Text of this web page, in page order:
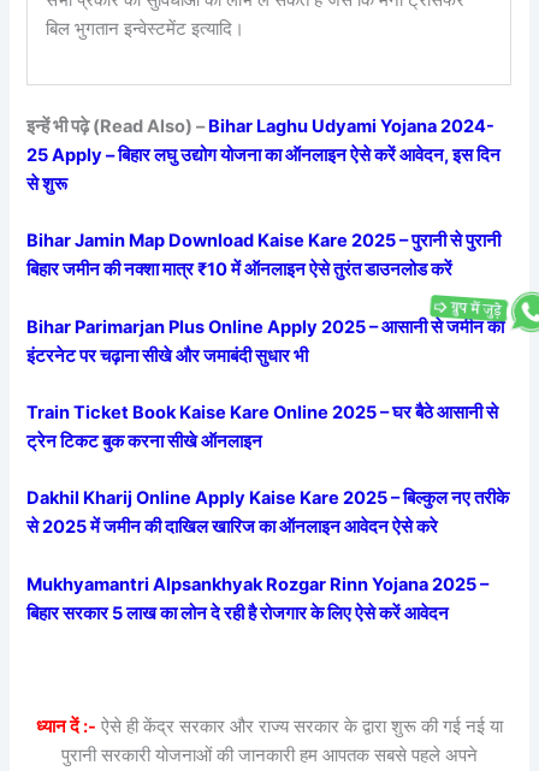
बिल भुगतान इन्वेस्टमेंट इत्यादि।
इन्हें भी पढ़े (Read Also) –Bihar Laghu Udyami Yojana 2024-
25 Apply – बिहार लघु उद्योग योजना का ऑनलाइन ऐसे करें आवेदन, इस दिन
से शुरू
Bihar Jamin Map Download Kaise Kare 2025 – पुरानी से पुरानी
बिहार जमीन की नक्शा मात्र ₹10 में ऑनलाइन ऐसे तुरंत डाउनलोड करें
Bihar Parimarjan Plus Online Apply 2025 – आसानी से जमीन को
इंटरनेट पर चढ़ाना सीखे और जमाबंदी सुधार भी
Train Ticket Book Kaise Kare Online 2025 – घर बैठे आसानी से
ट्रेन टिकट बुक करना सीखे ऑनलाइन
Dakhil Kharij Online Apply Kaise Kare 2025 – बिल्कुल नए तरीके
से 2025 में जमीन की दाखिल खारिज का ऑनलाइन आवेदन ऐसे करे
Mukhyamantri Alpsankhyak Rozgar Rinn Yojana 2025 –
बिहार सरकार 5 लाख का लोन दे रही है रोजगार के लिए ऐसे करें आवेदन
ध्यान दें :- ऐसे ही केंद्र सरकार और राज्य सरकार के द्वारा शुरू की गई नई या
पुरानी सरकारी योजनाओं की जानकारी हम आपतक सबसे पहले अपने